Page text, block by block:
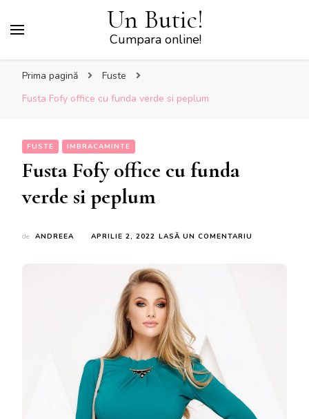
Un Butic!
Cumpara online!
Prima pagină
Fuste
Fusta Fofy office cu funda verde si peplum
FUSTE IMBRACAMINTE
Fusta Fofy office cu funda
verde si peplum
de ANDREEA APRILIE 2, 2022 LASĂ UN COMENTARIU